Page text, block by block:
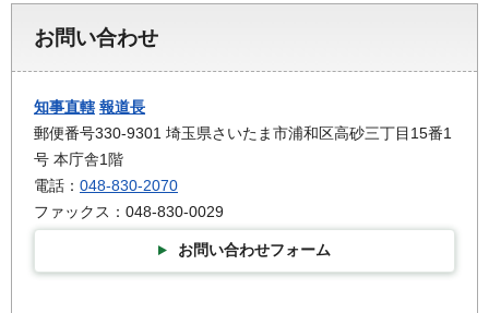
お問い合わせ
知事直轄 報道長
郵便番号330-9301 埼玉県さいたま市浦和区高砂三丁目15番1
号 本庁舎1階
電話： 048-830-2070
ファックス：048-830-0029
お問い合わせフォーム